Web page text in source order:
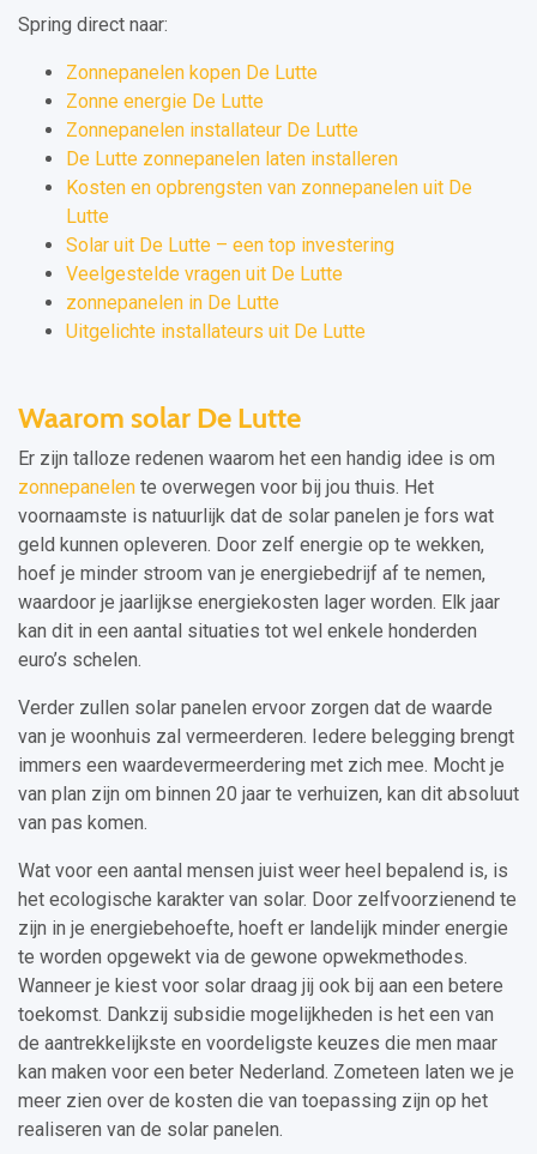
Spring direct naar:
Zonnepanelen kopen De Lutte
Zonne energie De Lutte
Zonnepanelen installateur De Lutte
De Lutte zonnepanelen laten installeren
Kosten en opbrengsten van zonnepanelen uit De
Lutte
Solar uit De Lutte – een top investering
Veelgestelde vragen uit De Lutte
zonnepanelen in De Lutte
Uitgelichte installateurs uit De Lutte
Waarom solar De Lutte
Er zijn talloze redenen waarom het een handig idee is om
zonnepanelen te overwegen voor bij jou thuis. Het
voornaamste is natuurlijk dat de solar panelen je fors wat
geld kunnen opleveren. Door zelf energie op te wekken,
hoef je minder stroom van je energiebedrijf af te nemen,
waardoor je jaarlijkse energiekosten lager worden. Elk jaar
kan dit in een aantal situaties tot wel enkele honderden
euro’s schelen.
Verder zullen solar panelen ervoor zorgen dat de waarde
van je woonhuis zal vermeerderen. Iedere belegging brengt
immers een waardevermeerdering met zich mee. Mocht je
van plan zijn om binnen 20 jaar te verhuizen, kan dit absoluut
van pas komen.
Wat voor een aantal mensen juist weer heel bepalend is, is
het ecologische karakter van solar. Door zelfvoorzienend te
zijn in je energiebehoefte, hoeft er landelijk minder energie
te worden opgewekt via de gewone opwekmethodes.
Wanneer je kiest voor solar draag jij ook bij aan een betere
toekomst. Dankzij subsidie mogelijkheden is het een van
de aantrekkelijkste en voordeligste keuzes die men maar
kan maken voor een beter Nederland. Zometeen laten we je
meer zien over de kosten die van toepassing zijn op het
realiseren van de solar panelen.